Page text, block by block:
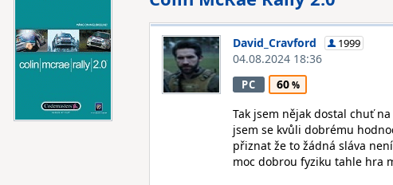
David_Cravford 1999
04.08.2024 18:36
PC
60
Tak jsem nějak dostal chuť
jsem se kvůli dobrému
přiznat že to žádná sláva
moc dobrou fyziku tahle hra